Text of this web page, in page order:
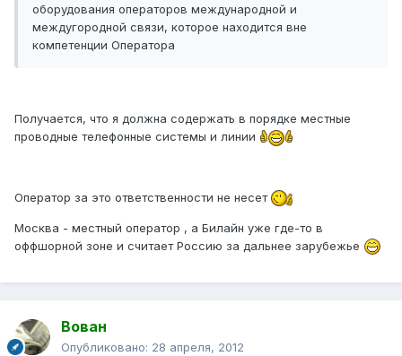
оборудования операторов международной и
междугородной связи, которое находится вне
компетенции Оператора
Получается, что я должна содержать в порядке местные
проводные телефонные системы и линии
Оператор за это ответственности не несет
Москва - местный оператор , а Билайн уже где-то в
оффшорной зоне и считает Россию за дальнее зарубежье
Вован
Опубликовано: 28 апреля, 2012